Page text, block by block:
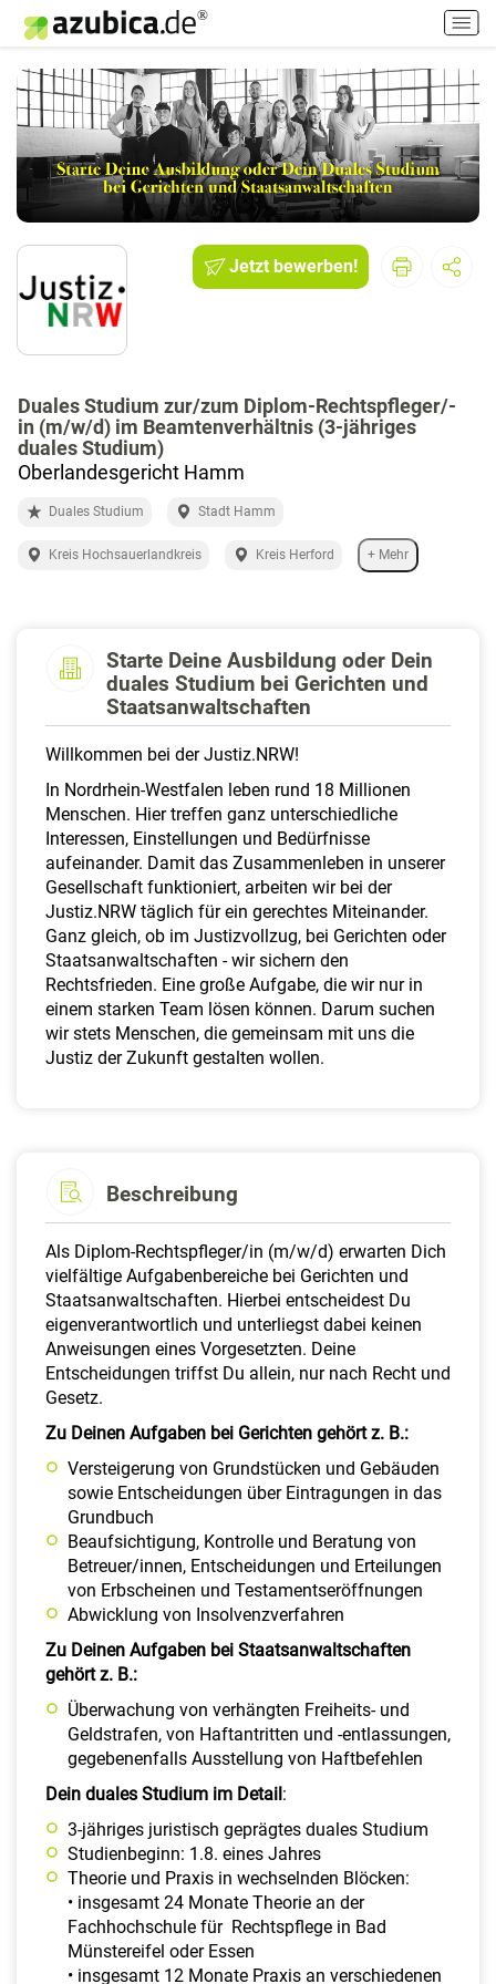
H
a
u
p
t
m
e
n
ü
i
s
Jetzt bewerben!
Duales Studium zur/zum Diplom-Rechtspfleger/-
in (m/w/d) im Beamtenverhältnis (3-jähriges
duales Studium)
Oberlandesgericht Hamm
Duales Studium Stadt Hamm
Kreis Hochsauerlandkreis Kreis Herford + Mehr
Starte Deine Ausbildung oder Dein
duales Studium bei Gerichten und
Staatsanwaltschaften
Willkommen bei der Justiz.NRW!
In Nordrhein-Westfalen leben rund 18 Millionen
Menschen. Hier treffen ganz unterschiedliche
Interessen, Einstellungen und Bedürfnisse
aufeinander. Damit das Zusammenleben in unserer
Gesellschaft funktioniert, arbeiten wir bei der
Justiz.NRW täglich für ein gerechtes Miteinander.
Ganz gleich, ob im Justizvollzug, bei Gerichten oder
Staatsanwaltschaften - wir sichern den
Rechtsfrieden. Eine große Aufgabe, die wir nur in
einem starken Team lösen können. Darum suchen
wir stets Menschen, die gemeinsam mit uns die
Justiz der Zukunft gestalten wollen.
Beschreibung
Als Diplom-Rechtspfleger/in (m/w/d) erwarten Dich
vielfältige Aufgabenbereiche bei Gerichten und
Staatsanwaltschaften. Hierbei entscheidest Du
eigenverantwortlich und unterliegst dabei keinen
Anweisungen eines Vorgesetzten. Deine
Entscheidungen triffst Du allein, nur nach Recht und
Gesetz.
Zu Deinen Aufgaben bei Gerichten gehört z. B.:
Versteigerung von Grundstücken und Gebäuden
sowie Entscheidungen über Eintragungen in das
Grundbuch
Beaufsichtigung, Kontrolle und Beratung von
Betreuer/innen, Entscheidungen und Erteilungen
von Erbscheinen und Testamentseröffnungen
Abwicklung von Insolvenzverfahren
Zu Deinen Aufgaben bei Staatsanwaltschaften
gehört z. B.:
Überwachung von verhängten Freiheits- und
Geldstrafen, von Haftantritten und -entlassungen,
gegebenenfalls Ausstellung von Haftbefehlen
Dein duales Studium im Detail :
3-jähriges juristisch geprägtes duales Studium
Studienbeginn: 1.8. eines Jahres
Theorie und Praxis in wechselnden Blöcken:
• insgesamt 24 Monate Theorie an der
Fachhochschule für Rechtspflege in Bad
Münstereifel oder Essen
• insgesamt 12 Monate Praxis an verschiedenen